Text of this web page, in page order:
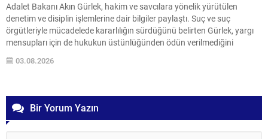
Adalet Bakanı Akın Gürlek, hakim ve savcılara yönelik yürütülen
denetim ve disiplin işlemlerine dair bilgiler paylaştı. Suç ve suç
örgütleriyle mücadelede kararlılığın sürdüğünü belirten Gürlek, yargı
mensupları için de hukukun üstünlüğünden ödün verilmediğini
vurguladı. Gürlek, adaletin gereğini yerine getirirken makam, unvan
veya nüfuz ayrımı yapılmadığını ifade etti; bu yaklaşımın yargı...
03.08.2026
Bir Yorum Yazın